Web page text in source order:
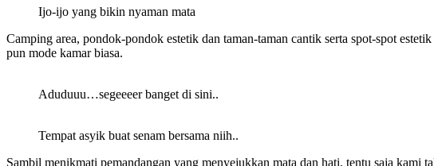
Ijo-ijo yang bikin nyaman mata
Camping area, pondok-pondok estetik dan taman-taman cantik serta spot-spot
pun mode kamar biasa.
Aduduuu…segeeeer banget di sini..
Tempat asyik buat senam bersama niih..
Sambil menikmati pemandangan yang menyejukkan mata dan hati, tentu saja kami